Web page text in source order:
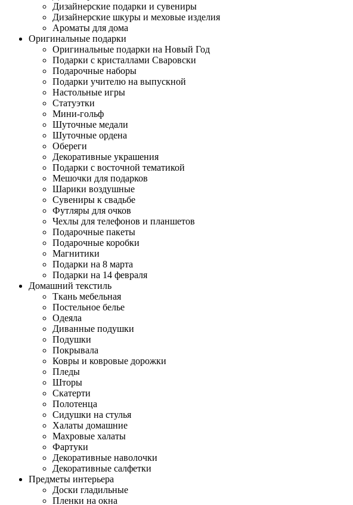
Дизайнерские подарки и сувениры
Дизайнерские шкуры и меховые изделия
Ароматы для дома
Оригинальные подарки
Оригинальные подарки на Новый Год
Подарки с кристаллами Сваровски
Подарочные наборы
Подарки учителю на выпускной
Настольные игры
Статуэтки
Мини-гольф
Шуточные медали
Шуточные ордена
Обереги
Декоративные украшения
Подарки с восточной тематикой
Мешочки для подарков
Шарики воздушные
Сувениры к свадьбе
Футляры для очков
Чехлы для телефонов и планшетов
Подарочные пакеты
Подарочные коробки
Магнитики
Подарки на 8 марта
Подарки на 14 февраля
Домашний текстиль
Ткань мебельная
Постельное белье
Одеяла
Диванные подушки
Подушки
Покрывала
Ковры и ковровые дорожки
Пледы
Шторы
Скатерти
Полотенца
Сидушки на стулья
Халаты домашние
Махровые халаты
Фартуки
Декоративные наволочки
Декоративные салфетки
Предметы интерьера
Доски гладильные
Пленки на окна